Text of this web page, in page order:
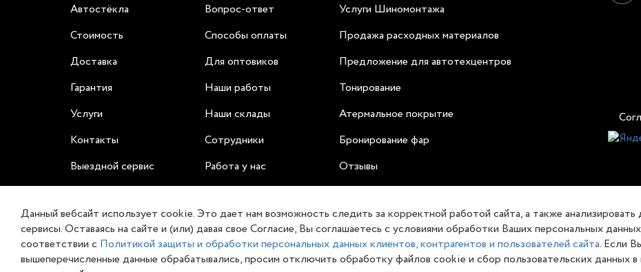
Данный вебсайт использует cookie. Это дает нам возможность следить за корректной работой сайта, а также
сервисы. Оставаясь на сайте и (или) давая свое Согласие, Вы соглашаетесь с условиями обработки Ваших персональных
соответствии с Политикой защиты и обработки персональных данных клиентов, контрагентов и пользователей сайта. Если
вышеперечисленные данные обрабатывались, просим отключить обработку файлов cookie и сбор пользовательских данных в
Автостёкла
Стоимость
Доставка
Гарантия
Услуги
Контакты
Выездной сервис
Вопрос-ответ
Способы оплаты
Для оптовиков
Наши работы
Наши склады
Сотрудники
Работа у нас
Услуги Шиномонтажа
Продажа расходных материалов
Предложение для автотехцентров
Тонирование
Атермальное покрытие
Бронирование фар
Отзывы
Обращаем ваше внимание на то, что данный интернет-сайт носит исключительно информационный характер и ни при каких